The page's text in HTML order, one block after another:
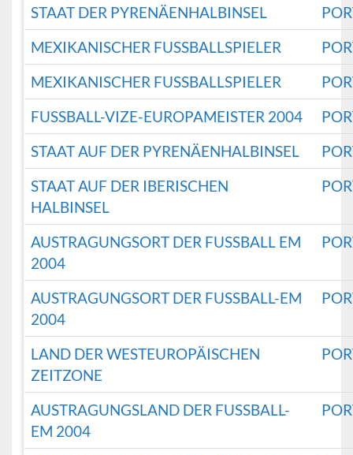
STAAT DER PYRENÄENHALBINSEL
MEXIKANISCHER FUSSBALLSPIELER
MEXIKANISCHER FUSSBALLSPIELER
FUSSBALL-VIZE-EUROPAMEISTER 2004
STAAT AUF DER PYRENÄENHALBINSEL
STAAT AUF DER IBERISCHEN
HALBINSEL
AUSTRAGUNGSORT DER FUSSBALL EM 2
004
AUSTRAGUNGSORT DER FUSSBALL-EM 2
004
LAND DER WESTEUROPÄISCHEN
ZEITZONE
AUSTRAGUNGSLAND DER FUSSBALL-E
M 2004